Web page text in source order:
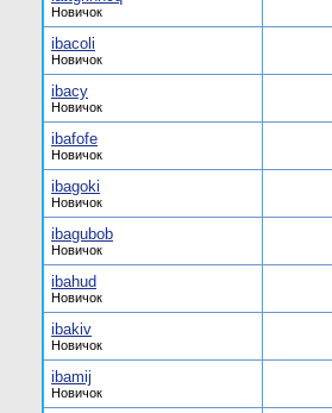
Новичок
ibacoli
Новичок
ibacy
Новичок
ibafofe
Новичок
ibagoki
Новичок
ibagubob
Новичок
ibahud
Новичок
ibakiv
Новичок
ibamij
Новичок